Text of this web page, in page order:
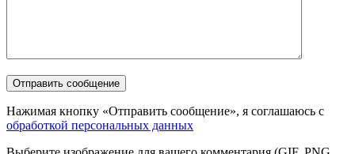
Нажимая кнопку «Отправить сообщение», я соглашаюсь с
обработкой персональных данных